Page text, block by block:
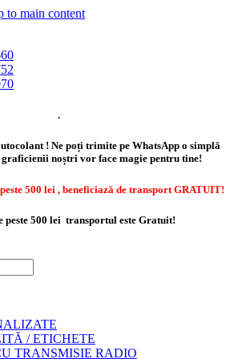
to main content
.
! Ne poți trimite pe WhatsApp o simplă
noștri vor face magie pentru tine!
500 lei , beneficiază de transport GRATUIT!
peste 500 lei transportul este Gratuit!
/ ETICHETE
TRANSMISIE RADIO